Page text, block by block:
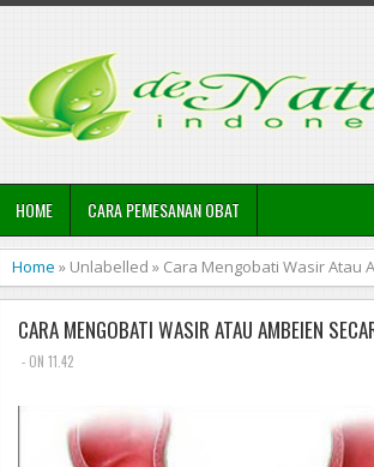
HOME CARA PEMESANAN OBAT
Home » Unlabelled » Cara Mengobati Wasir Atau
CARA MENGOBATI WASIR ATAU AMBEIEN
- ON 11.42